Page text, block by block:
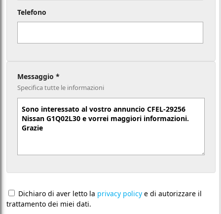
Telefono
Messaggio *
Specifica tutte le informazioni
Dichiaro di aver letto la privacy policy e di autorizzare il
trattamento dei miei dati.